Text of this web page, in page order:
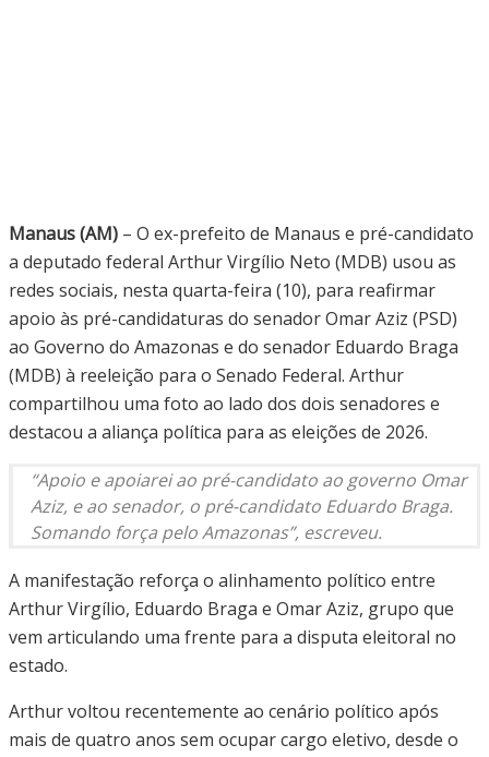
Manaus (AM) – O ex-prefeito de Manaus e pré-candidato
a deputado federal Arthur Virgílio Neto (MDB) usou as
redes sociais, nesta quarta-feira (10), para reafirmar
apoio às pré-candidaturas do senador Omar Aziz (PSD)
ao Governo do Amazonas e do senador Eduardo Braga
(MDB) à reeleição para o Senado Federal. Arthur
compartilhou uma foto ao lado dos dois senadores e
destacou a aliança política para as eleições de 2026.
“Apoio e apoiarei ao pré-candidato ao governo Omar
Aziz, e ao senador, o pré-candidato Eduardo Braga.
Somando força pelo Amazonas”, escreveu.
A manifestação reforça o alinhamento político entre
Arthur Virgílio, Eduardo Braga e Omar Aziz, grupo que
vem articulando uma frente para a disputa eleitoral no
estado.
Arthur voltou recentemente ao cenário político após
mais de quatro anos sem ocupar cargo eletivo, desde o